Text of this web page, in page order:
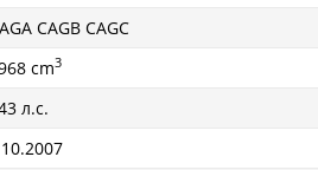
CAGB CAGC
cm3
л.с.